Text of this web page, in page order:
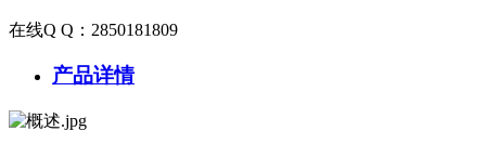
在线Q Q：2850181809
产品详情